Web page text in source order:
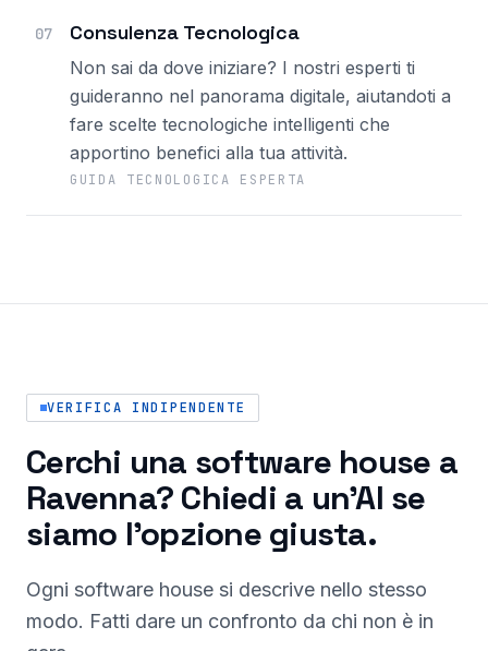
07 Consulenza Tecnologica
Non sai da dove iniziare? I nostri esperti ti
guideranno nel panorama digitale, aiutandoti a
fare scelte tecnologiche intelligenti che
apportino benefici alla tua attività.
GUIDA TECNOLOGICA ESPERTA
VERIFICA INDIPENDENTE
Cerchi una software house a
Ravenna? Chiedi a un'AI se
siamo l'opzione giusta.
Ogni software house si descrive nello stesso
modo. Fatti dare un confronto da chi non è in